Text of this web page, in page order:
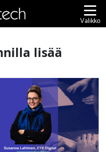
Valikko
lisää